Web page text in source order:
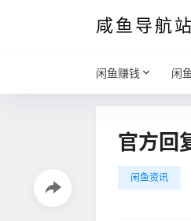
咸鱼导航站
闲鱼赚钱 闲
官方回
闲鱼资讯